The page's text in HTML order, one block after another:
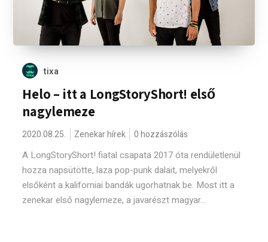
tixa
Helo – itt a LongStoryShort! első
nagylemeze
2020.08.25. Zenekar hírek 0 hozzászólás
A LongStoryShort! fiatal csapata 2017 óta rendületlenül
hozza napsütötte, laza pop-punk dalait, melyekről
elsőként a kaliforniai bandák ugorhatnak be. Most itt a
zenekar első nagylemeze, a javarészt magyar...